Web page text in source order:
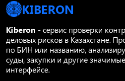
KIBERON
Kiberon - сервис проверки
деловых рисков в Казахстане.
по БИН или названию,
суды, закупки и другие
интерфейсе.